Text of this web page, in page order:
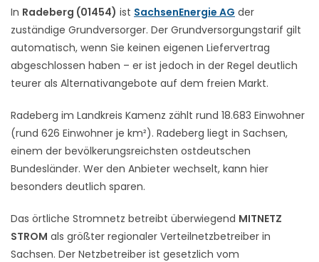
In Radeberg (01454) ist SachsenEnergie AG der
zuständige Grundversorger. Der Grundversorgungstarif gilt
automatisch, wenn Sie keinen eigenen Liefervertrag
abgeschlossen haben – er ist jedoch in der Regel deutlich
teurer als Alternativangebote auf dem freien Markt.
Radeberg im Landkreis Kamenz zählt rund 18.683 Einwohner
(rund 626 Einwohner je km²). Radeberg liegt in Sachsen,
einem der bevölkerungsreichsten ostdeutschen
Bundesländer. Wer den Anbieter wechselt, kann hier
besonders deutlich sparen.
Das örtliche Stromnetz betreibt überwiegend MITNETZ
STROM als größter regionaler Verteilnetzbetreiber in
Sachsen. Der Netzbetreiber ist gesetzlich vom